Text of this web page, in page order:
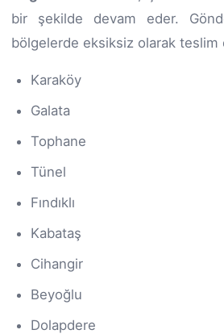
bir şekilde devam eder.
bölgelerde eksiksiz olarak teslim
Karaköy
Galata
Tophane
Tünel
Fındıklı
Kabataş
Cihangir
Beyoğlu
Dolapdere